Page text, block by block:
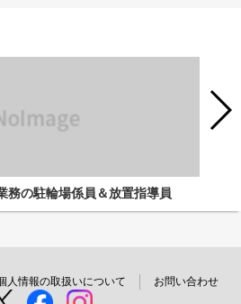
務の駐輪場係員＆放置指導員
人情報の取扱いについて お問い合わせ